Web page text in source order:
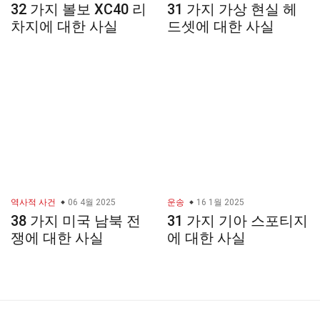
32 가지 볼보 XC40 리
차지에 대한 사실
31 가지 가상 현실 헤
드셋에 대한 사실
역사적 사건 06 4월 2025
38 가지 미국 남북 전
쟁에 대한 사실
운송 16 1월 2025
31 가지 기아 스포티지
에 대한 사실